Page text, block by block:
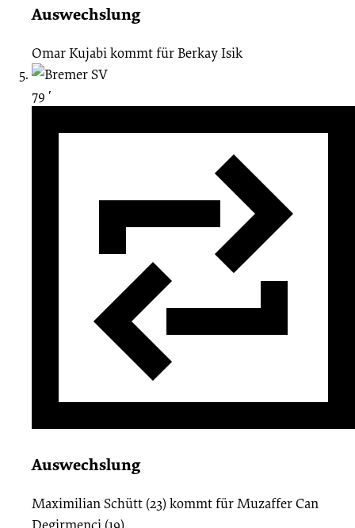
Auswechslung
Omar Kujabikommt fürBerkay Isik
79 ′
Auswechslung
Maximilian Schütt (23)kommt fürMuzaffer Can
Degirmenci (19)